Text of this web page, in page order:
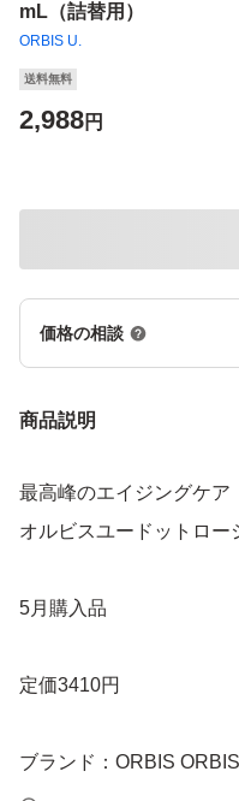
mL（詰替用）
ORBIS U.
送料無料
2,988円
価格の相談
商品説明
最高峰のエイジングケア
オルビスユードットロ
5月購入品
定価3410円
ブランド：ORBIS